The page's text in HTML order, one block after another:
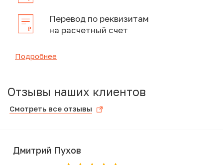
Перевод по реквизитам
на расчетный счет
Подробнее
Отзывы наших клиентов
Смотреть все отзывы
Дмитрий Пухов